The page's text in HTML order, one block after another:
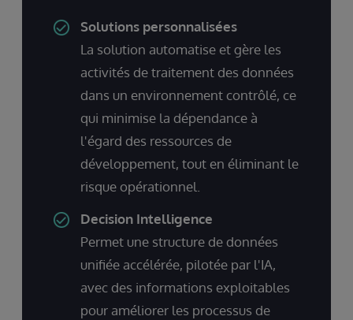
Solutions personnalisées
La solution automatise et gère les
activités de traitement des données
dans un environnement contrôlé, ce
qui minimise la dépendance à
l'égard des ressources de
développement, tout en éliminant le
risque opérationnel.
Decision Intelligence
Permet une structure de données
unifiée accélérée, pilotée par l'IA,
avec des informations exploitables
pour améliorer les processus de